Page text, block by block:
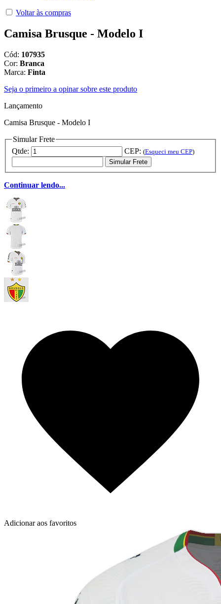
Voltar às compras
Camisa Brusque - Modelo I
Cód: 107935
Cor: Branca
Marca: Finta
Seja o primeiro a opinar sobre este produto
Lançamento
Camisa Brusque - Modelo I
Simular Frete
Qtde:
CEP: (Esqueci meu CEP)
Simular Frete
Continuar lendo...
Adicionar aos favoritos